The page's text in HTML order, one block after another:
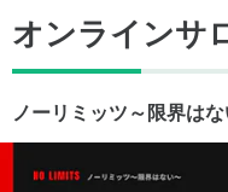
オンラインサ
ノーリミッツ～限界はな